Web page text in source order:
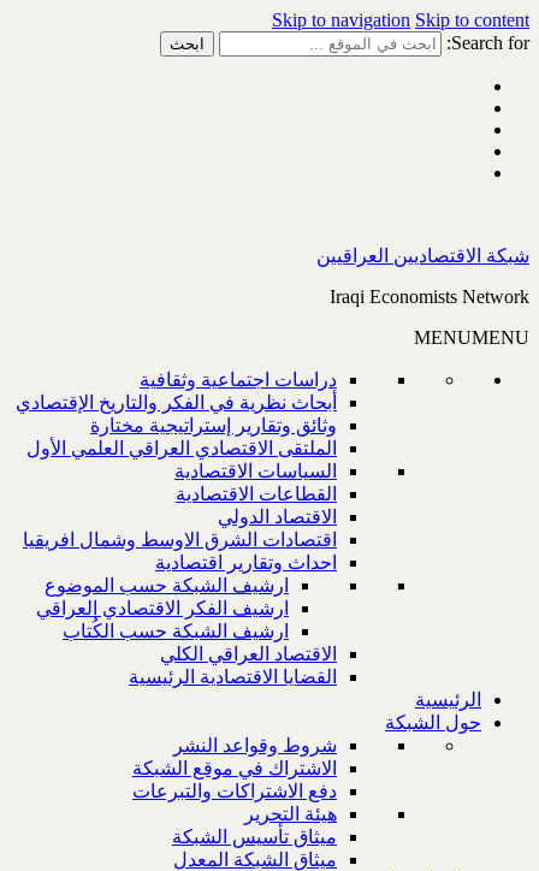
Skip to navigation Skip to content
Search for:
شبكة الاقتصاديين العراقيين
Iraqi Economists Network
MENUMENU
دراسات اجتماعية وثقافية
أبحاث نظرية في الفكر والتاريخ الإقتصادي
وثائق وتقارير إستراتيجية مختارة
الملتقى الاقتصادي العراقي العلمي الأول
السياسات الاقتصادية
القطاعات الاقتصادية
الاقتصاد الدولي
اقتصادات الشرق الاوسط وشمال افريقيا
احداث وتقارير اقتصادية
ارشيف الشبكة حسب الموضوع
ارشيف الفكر الاقتصادي العراقي
ارشيف الشبكة حسب الكُتاب
الاقتصاد العراقي الكلي
القضايا الاقتصادية الرئيسية
الرئيسية
حول الشبكة
شروط وقواعد النشر
الاشتراك في موقع الشبكة
دفع الاشتراكات والتبرعات
هيئة التحرير
ميثاق تأسيس الشبكة
ميثاق الشبكة المعدل